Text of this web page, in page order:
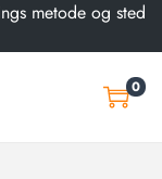
metode og sted
0